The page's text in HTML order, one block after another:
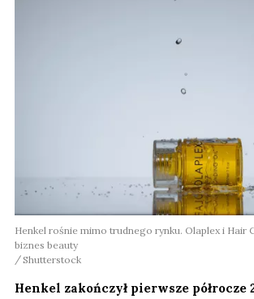
Henkel rośnie mimo trudnego rynku. Olaplex i Hair
biznes beauty
Shutterstock
Henkel zakończył pierwsze półrocze